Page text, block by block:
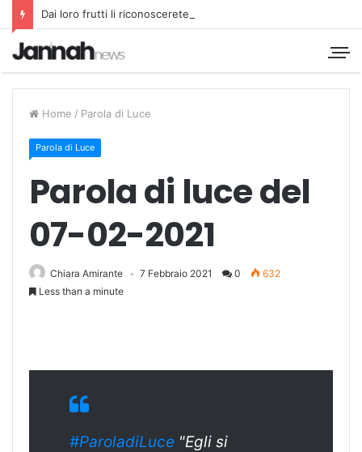
Dai loro frutti li riconoscerete
Home / Parola di Luce
Parola di Luce
Parola di luce del
07-02-2021
Chiara Amirante 7 Febbraio 2021 0
632
Less than a minute
#ParoladiLuce "Egli si